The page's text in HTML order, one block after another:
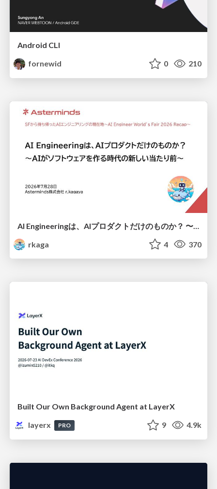
Android CLI
fornewid
0 210
rkaga
4 370
Built Our Own Background Agent at LayerX
layerx
PRO 9 4.9k